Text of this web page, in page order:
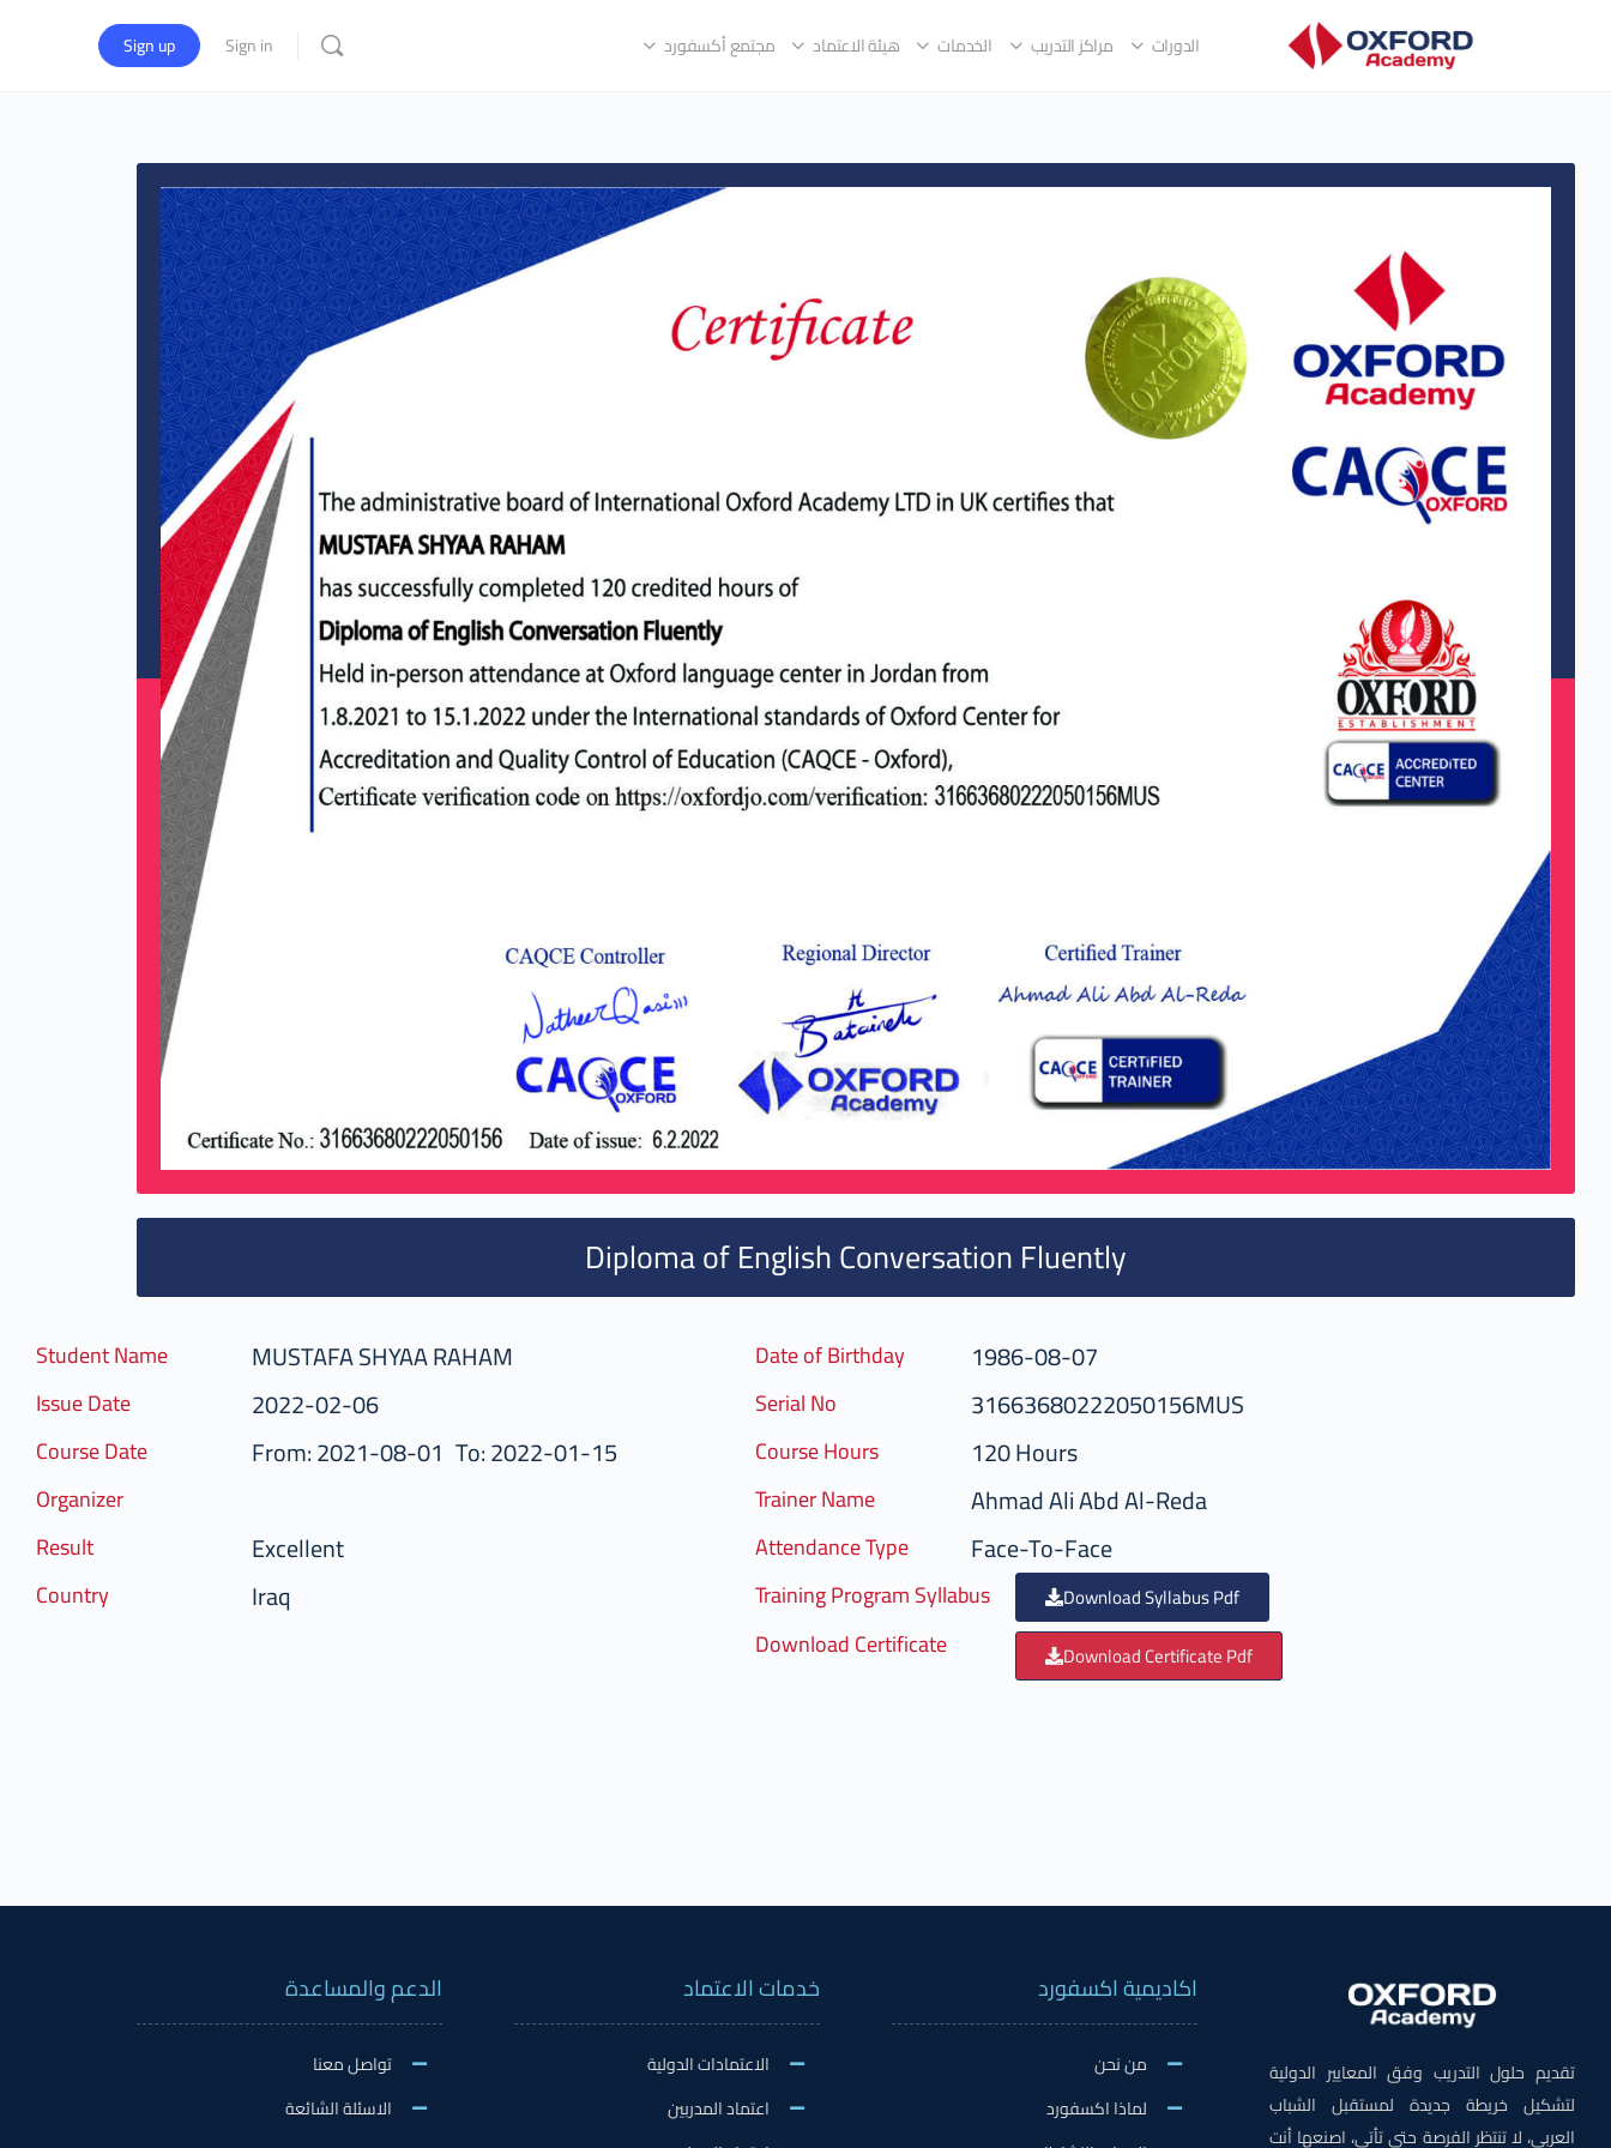
الدورات مراكز التدريب الخدمات هيئة الاعتماد مجتمع أكسفورد Sign in
Sign up
Diploma of English Conversation Fluently
Student Name MUSTAFA SHYAA RAHAM Date of Birthday 1986-08-07
Issue Date 2022-02-06 Serial No 31663680222050156MUS
Course Date From: 2021-08-01 To: 2022-01-15 Course Hours 120 Hours
Organizer Trainer Name Ahmad Ali Abd Al-Reda
Result Excellent Attendance Type Face-To-Face
Country Iraq Training Program Syllabus Download Syllabus Pdf
Download Certificate Download Certificate Pdf
تقديم حلول التدريب وفق المعايير الدولية
لتشكيل خريطة جديدة لمستقبل الشباب
العربي، لا تنتظر الفرصة حتى تأتي، اصنعها أنت
اكاديمية اكسفورد
من نحن
لماذا اكسفورد
خدمات الاعتماد
الاعتمادات الدولية
اعتماد المدربين
الدعم والمساعدة
تواصل معنا
الاسئلة الشائعة